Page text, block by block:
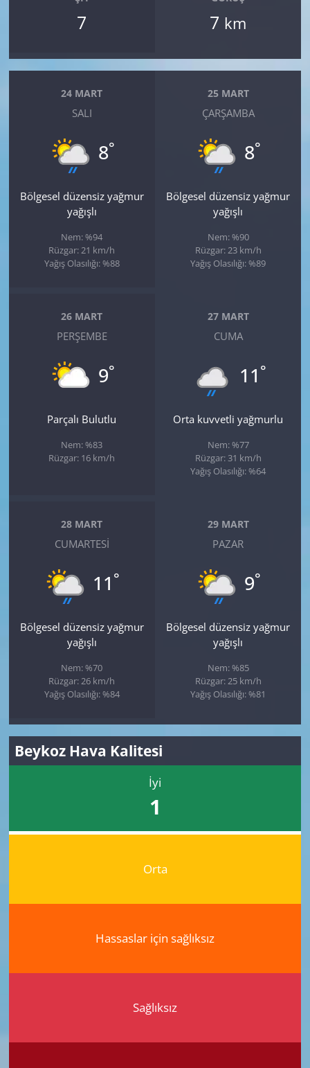
7 7 km
24 MART
SALI
8°
Bölgesel düzensiz yağmur
yağışlı
Nem: %94
Rüzgar: 21 km/h
Yağış Olasılığı: %88
25 MART
ÇARŞAMBA
8°
Bölgesel düzensiz yağmur
yağışlı
Nem: %90
Rüzgar: 23 km/h
Yağış Olasılığı: %89
26 MART
PERŞEMBE
9°
Parçalı Bulutlu
Nem: %83
Rüzgar: 16 km/h
27 MART
CUMA
11 °
Orta kuvvetli yağmurlu
Nem: %77
Rüzgar: 31 km/h
Yağış Olasılığı: %64
28 MART
CUMARTESI
11 °
Bölgesel düzensiz yağmur
yağışlı
Nem: %70
Rüzgar: 26 km/h
Yağış Olasılığı: %84
29 MART
PAZAR
9°
Bölgesel düzensiz yağmur
yağışlı
Nem: %85
Rüzgar: 25 km/h
Yağış Olasılığı: %81
Beykoz Hava Kalitesi
İyi
1
Orta
Hassaslar için sağlıksız
Sağlıksız